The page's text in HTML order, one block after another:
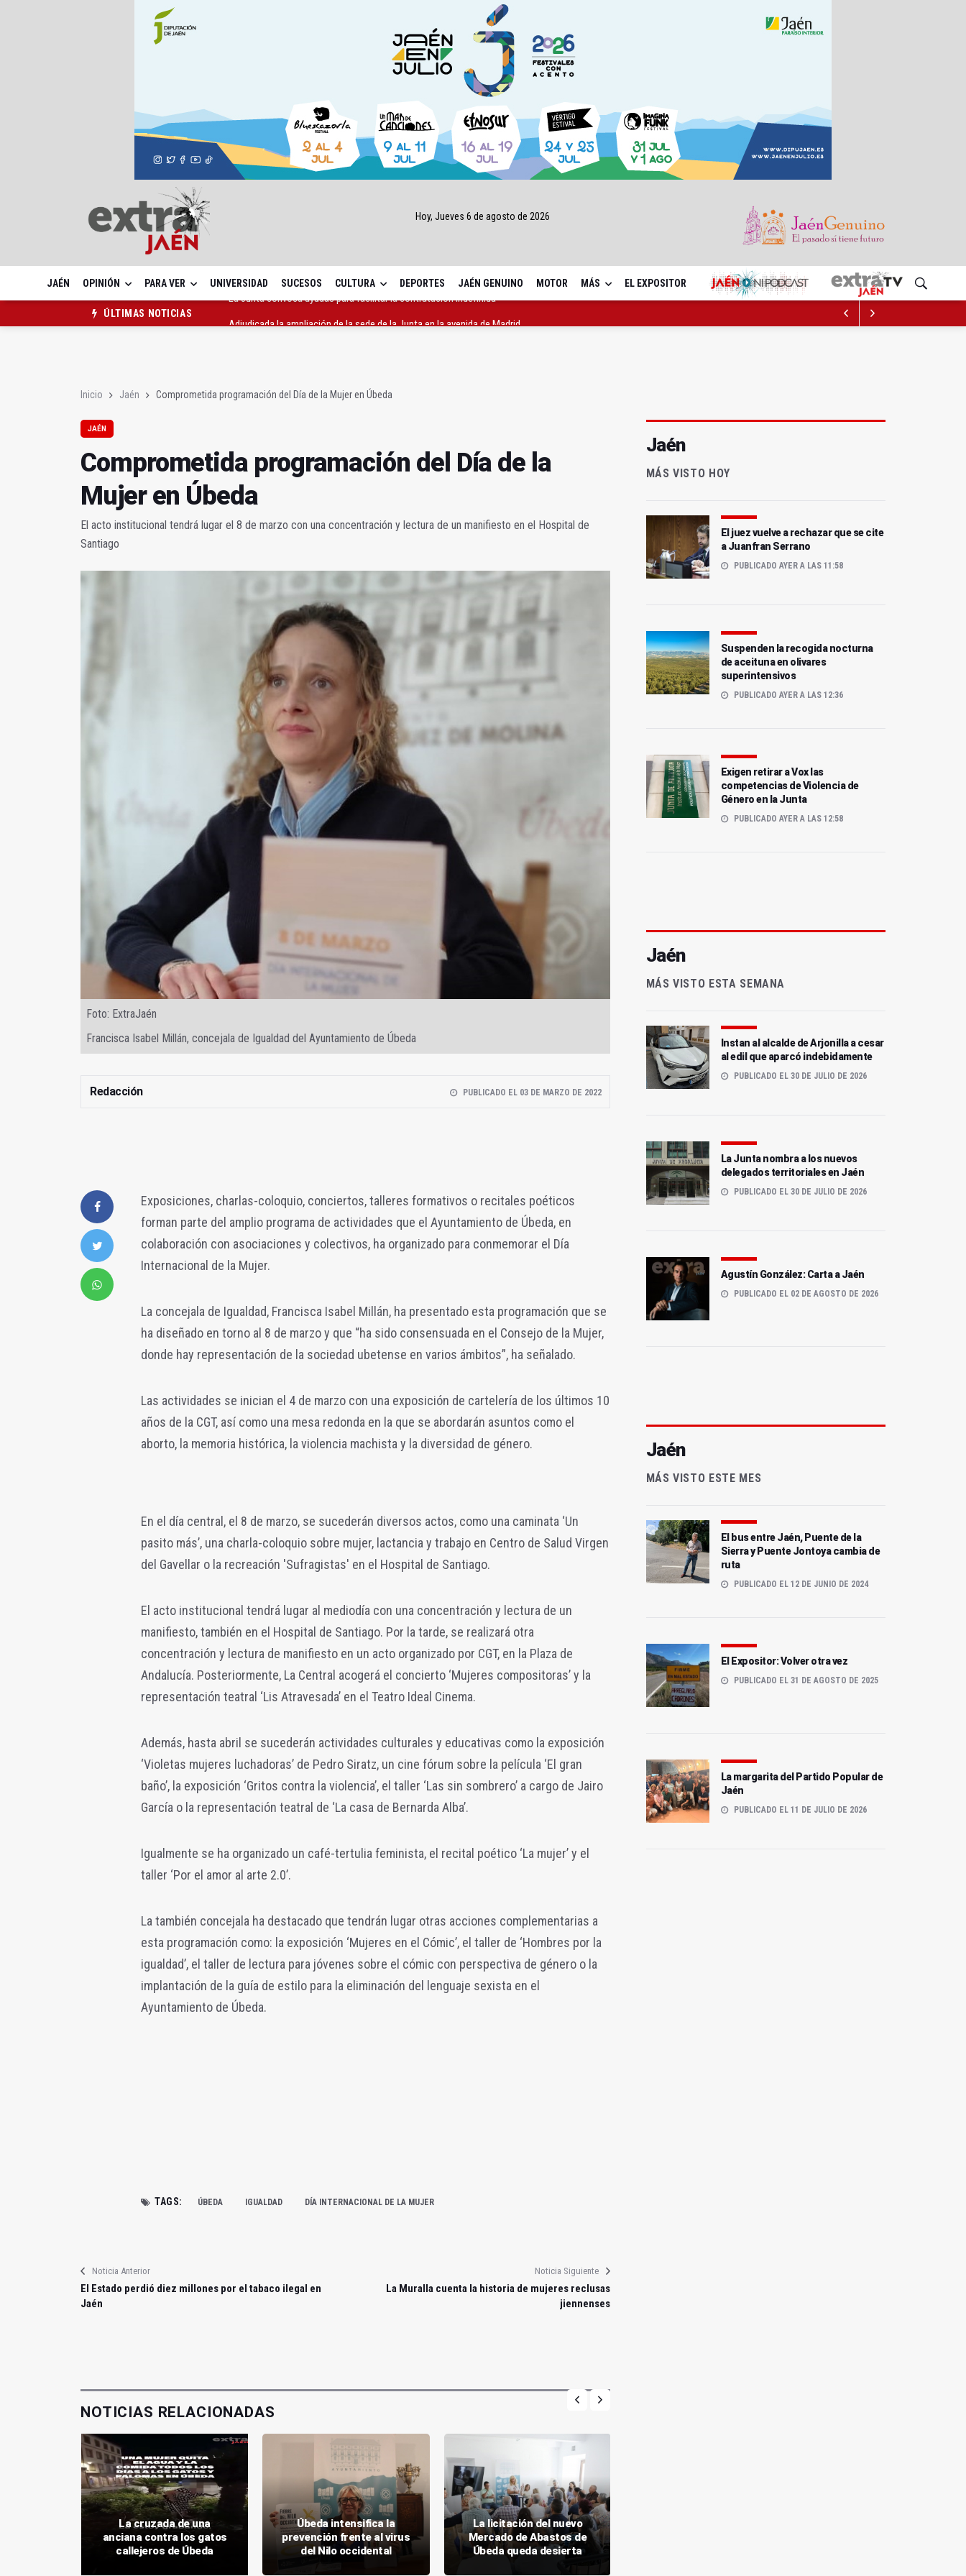
Hoy, Jueves 6 de agosto de 2026
JAÉN OPINIÓN PARA VER UNIVERSIDAD SUCESOS CULTURA DEPORTES JAÉN GENUINO MOTOR MÁS EL EXPOSITOR
ÚLTIMAS NOTICIAS
Inicio Jaén Comprometida programación del Día de la Mujer en Úbeda
JAÉN
Comprometida programación del Día de la
Mujer en Úbeda
El acto institucional tendrá lugar el 8 de marzo con una concentración y lectura de un manifiesto en el Hospital de
Santiago
Foto: ExtraJaén
Francisca Isabel Millán, concejala de Igualdad del Ayuntamiento de Úbeda
Redacción PUBLICADO EL 03 DE MARZO DE 2022
Exposiciones, charlas-coloquio, conciertos, talleres formativos o recitales poéticos
forman parte del amplio programa de actividades que el Ayuntamiento de Úbeda, en
colaboración con asociaciones y colectivos, ha organizado para conmemorar el Día
Internacional de la Mujer.
La concejala de Igualdad, Francisca Isabel Millán, ha presentado esta programación que se
ha diseñado en torno al 8 de marzo y que “ha sido consensuada en el Consejo de la Mujer,
donde hay representación de la sociedad ubetense en varios ámbitos”, ha señalado.
Las actividades se inician el 4 de marzo con una exposición de cartelería de los últimos 10
años de la CGT, así como una mesa redonda en la que se abordarán asuntos como el
aborto, la memoria histórica, la violencia machista y la diversidad de género.
En el día central, el 8 de marzo, se sucederán diversos actos, como una caminata ‘Un
pasito más’, una charla-coloquio sobre mujer, lactancia y trabajo en Centro de Salud Virgen
del Gavellar o la recreación 'Sufragistas' en el Hospital de Santiago.
El acto institucional tendrá lugar al mediodía con una concentración y lectura de un
manifiesto, también en el Hospital de Santiago. Por la tarde, se realizará otra
concentración y lectura de manifiesto en un acto organizado por CGT, en la Plaza de
Andalucía. Posteriormente, La Central acogerá el concierto ‘Mujeres compositoras’ y la
representación teatral ‘Lis Atravesada’ en el Teatro Ideal Cinema.
Además, hasta abril se sucederán actividades culturales y educativas como la exposición
‘Violetas mujeres luchadoras’ de Pedro Siratz, un cine fórum sobre la película ‘El gran
baño’, la exposición ‘Gritos contra la violencia’, el taller ‘Las sin sombrero’ a cargo de Jairo
García o la representación teatral de ‘La casa de Bernarda Alba’.
Igualmente se ha organizado un café-tertulia feminista, el recital poético ‘La mujer’ y el
taller ‘Por el amor al arte 2.0’.
La también concejala ha destacado que tendrán lugar otras acciones complementarias a
esta programación como: la exposición ‘Mujeres en el Cómic’, el taller de ‘Hombres por la
igualdad’, el taller de lectura para jóvenes sobre el cómic con perspectiva de género o la
implantación de la guía de estilo para la eliminación del lenguaje sexista en el
Ayuntamiento de Úbeda.
TAGS: ÚBEDA IGUALDAD DÍA INTERNACIONAL DE LA MUJER
Noticia Anterior
El Estado perdió diez millones por el tabaco ilegal en
Jaén
Noticia Siguiente
La Muralla cuenta la historia de mujeres reclusas
jiennenses
NOTICIAS RELACIONADAS
La cruzada de una
anciana contra los gatos
callejeros de Úbeda
Úbeda intensifica la
prevención frente al virus
del Nilo occidental
La licitación del nuevo
Mercado de Abastos de
Úbeda queda desierta
Jaén
MÁS VISTO HOY
El juez vuelve a rechazar que se cite
a Juanfran Serrano
PUBLICADO AYER A LAS 11:58
Suspenden la recogida nocturna
de aceituna en olivares
superintensivos
PUBLICADO AYER A LAS 12:36
Exigen retirar a Vox las
competencias de Violencia de
Género en la Junta
PUBLICADO AYER A LAS 12:58
Jaén
MÁS VISTO ESTA SEMANA
Instan al alcalde de Arjonilla a cesar
al edil que aparcó indebidamente
PUBLICADO EL 30 DE JULIO DE 2026
La Junta nombra a los nuevos
delegados territoriales en Jaén
PUBLICADO EL 30 DE JULIO DE 2026
Agustín González: Carta a Jaén
PUBLICADO EL 02 DE AGOSTO DE 2026
Jaén
MÁS VISTO ESTE MES
El bus entre Jaén, Puente de la
Sierra y Puente Jontoya cambia de
ruta
PUBLICADO EL 12 DE JUNIO DE 2024
El Expositor: Volver otra vez
PUBLICADO EL 31 DE AGOSTO DE 2025
La margarita del Partido Popular de
Jaén
PUBLICADO EL 11 DE JULIO DE 2026